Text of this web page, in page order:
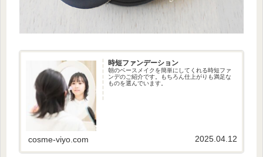
時短ファンデーション
朝のベースメイクを簡単にしてくれる時短ファ
ンデのご紹介です。もちろん仕上がりも満足な
ものを選んでいます。
cosme-viyo.com 2025.04.12